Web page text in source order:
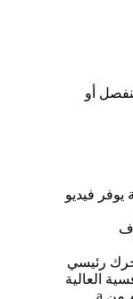
أو
يوفر فيديو
رئيسي
العالية